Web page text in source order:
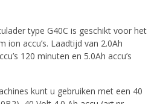
type G40C is geschikt voor het
ion accu’s. Laadtijd van 2.0Ah
120 minuten en 5.0Ah accu’s
kunt u gebruiken met een 40